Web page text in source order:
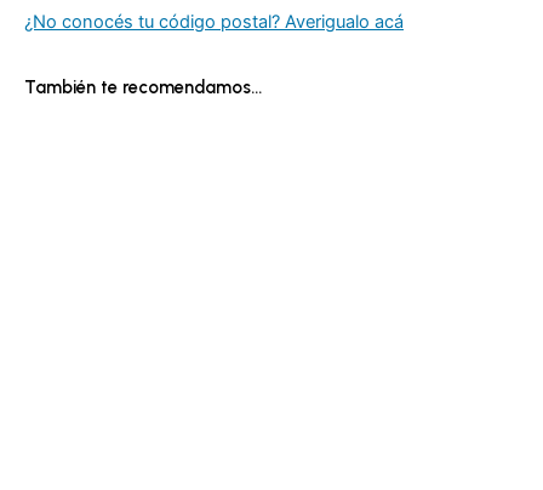
¿No conocés tu código postal? Averigualo acá
También te recomendamos…